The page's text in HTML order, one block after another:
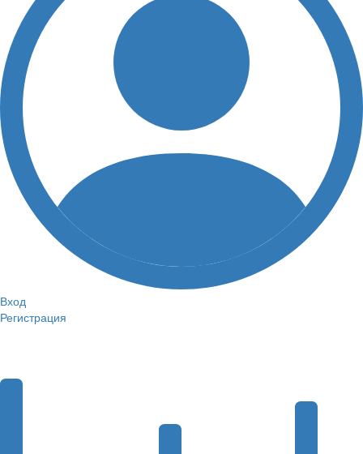
Вход
Регистрация